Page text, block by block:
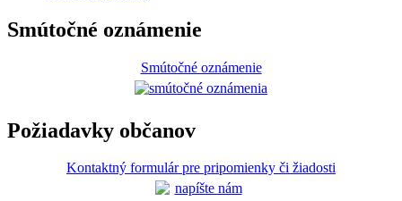
Smútočné oznámenie
Smútočné oznámenie
Požiadavky občanov
Kontaktný formulár pre pripomienky či žiadosti